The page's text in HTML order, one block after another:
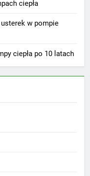
ciepła
w pompie
ciepła po 10 latach